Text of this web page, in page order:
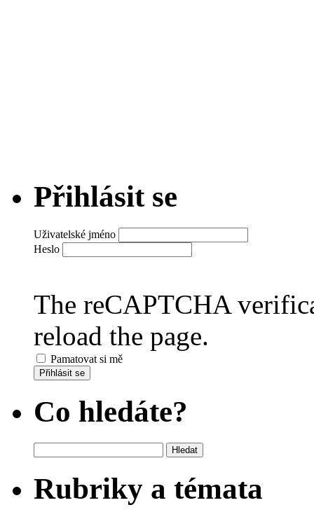
Přihlásit se
Uživatelské jméno
Heslo
The reCAPTCHA
reload the page.
Pamatovat si mě
Přihlásit se
Co hledáte?
Rubriky a témata